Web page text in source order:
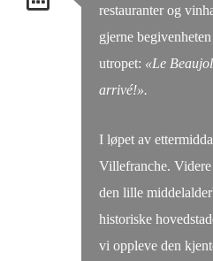
restauranter og
gjerne
utropet: «Le
arrivé!».
I løpet av
Villefranche.
den lille
historiske
vi oppleve den